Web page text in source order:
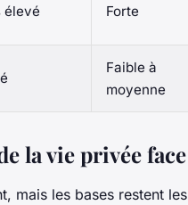
élevé Forte
Faible à
moyenne
la vie privée
mais les bases restent